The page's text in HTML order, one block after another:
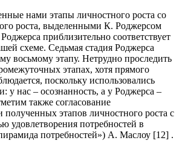
нами этапы личностного роста со
роста, выделенными К. Роджерсом
приблизительно соответствует
схеме. Седьмая стадия Роджерса
восьмому этапу. Нетрудно проследить
этапах, хотя прямого
поскольку использовались
у нас – осознанность, а у Роджерса –
также согласование
полученных этапов личностного роста с
удовлетворения потребностей в
потребностей») А. Маслоу [12] .